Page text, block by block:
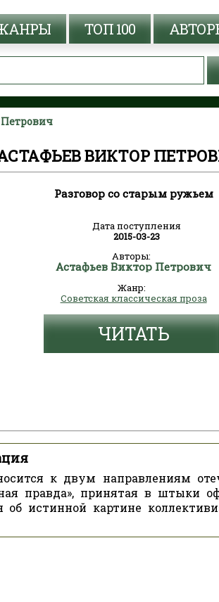
ТОП 100
Петрович
ВИКТОР
Разговор со старым ружьем
Дата поступления
2015-03-23
Авторы:
Астафьев Виктор Петрович
Жанр:
Советская классическая проза
ЧИТАТЬ
к двум направлениям
правда», принятая в штыки
истинной картине